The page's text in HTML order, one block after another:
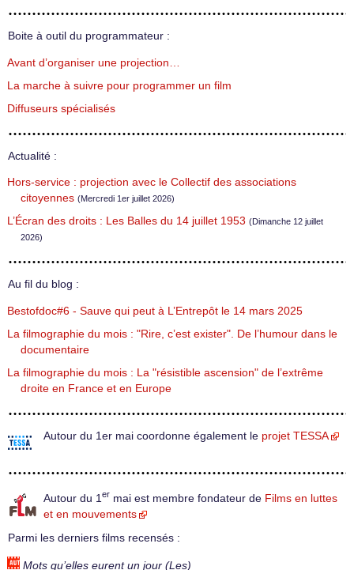
Boite à outil du programmateur :
Avant d’organiser une projection…
La marche à suivre pour programmer un film
Diffuseurs spécialisés
Actualité :
Hors-service : projection avec le Collectif des associations
citoyennes (Mercredi 1er juillet 2026)
L’Écran des droits : Les Balles du 14 juillet 1953 (Dimanche 12 juillet
2026)
Au fil du blog :
Bestofdoc#6 - Sauve qui peut à L’Entrepôt le 14 mars 2025
La filmographie du mois : "Rire, c’est exister". De l’humour dans le
documentaire
La filmographie du mois : La "résistible ascension" de l’extrême
droite en France et en Europe
Autour du 1er mai coordonne également le projet TESSA
Autour du 1 er mai est membre fondateur de Films en luttes
et en mouvements
Parmi les derniers films recensés :
Mots qu’elles eurent un jour (Les)